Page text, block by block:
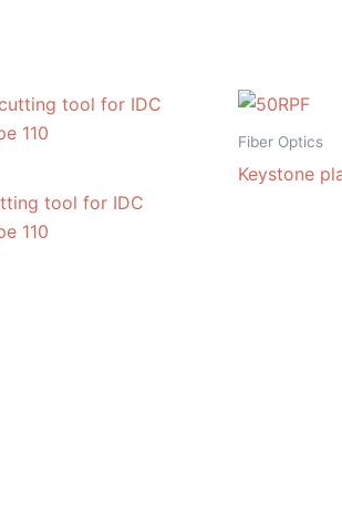
tool for IDC
110
Fiber Optics
Keystone